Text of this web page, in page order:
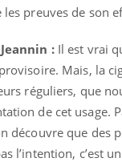
les preuves de son
:Il est vrai
Mais, la
réguliers, que
de cet usage.
découvre que des
l’intention, c’est